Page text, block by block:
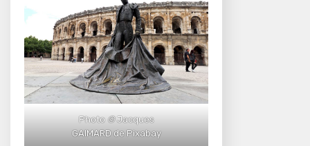
Photo ©Jacques
GAIMARD de Pixabay